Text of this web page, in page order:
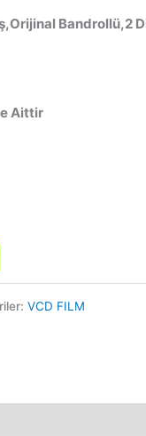
Bandrollü,2
Aittir
VCD FILM